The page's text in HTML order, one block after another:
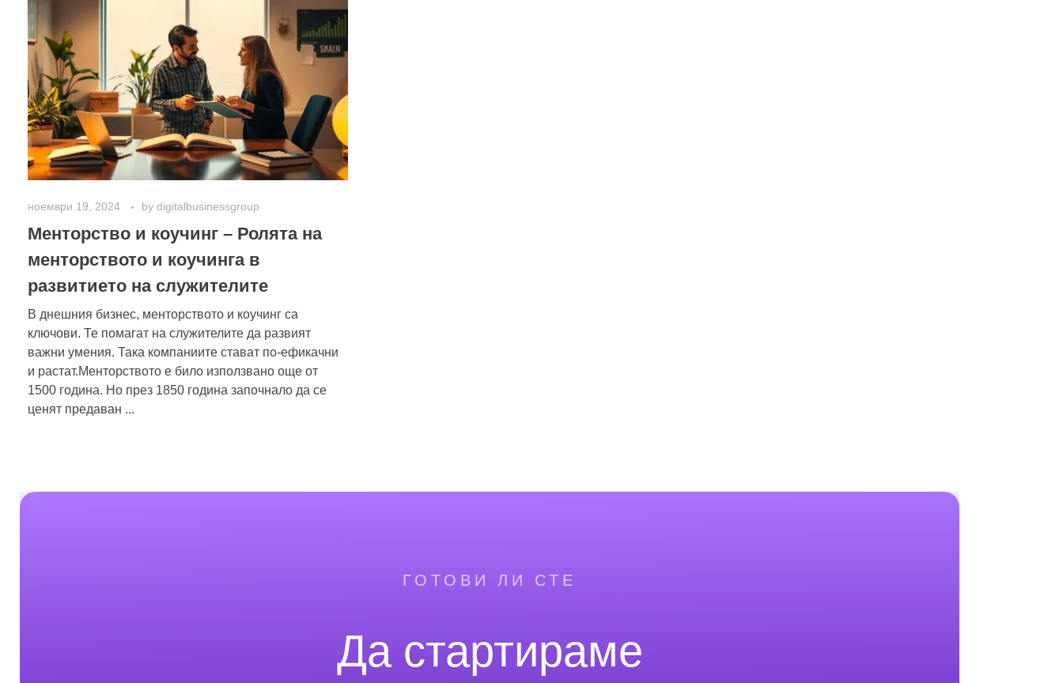
ноември 19, 2024 by digitalbusinessgroup
Менторство и коучинг – Ролята на
менторството и коучинга в
развитието на служителите
В днешния бизнес, менторството и коучинг са
ключови. Те помагат на служителите да развият
важни умения. Така компаниите стават по-ефикачни
и растат.Менторството е било използвано още от
1500 година. Но през 1850 година започнало да се
ценят предаван ...
ГОТОВИ ЛИ СТЕ
Да стартираме